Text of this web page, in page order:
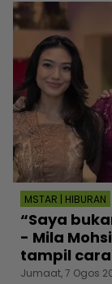
MSTAR | HIBURAN
“Saya
- Mila
tampil
Jumaat, 7 Ogos